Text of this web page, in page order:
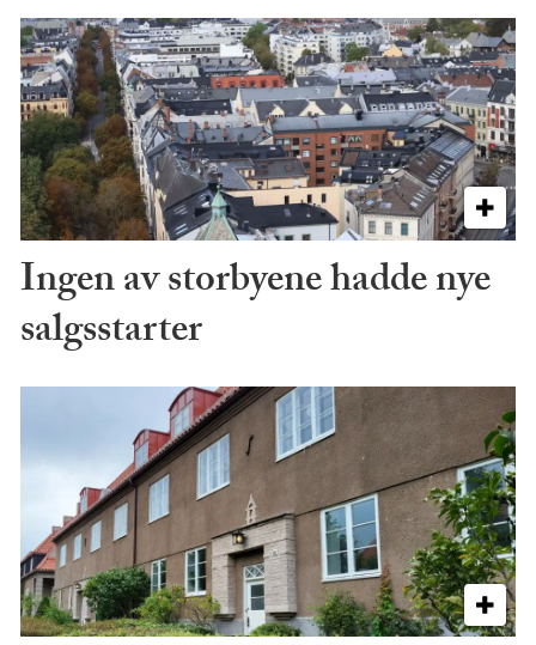
Ingen av storbyene hadde nye
salgsstarter